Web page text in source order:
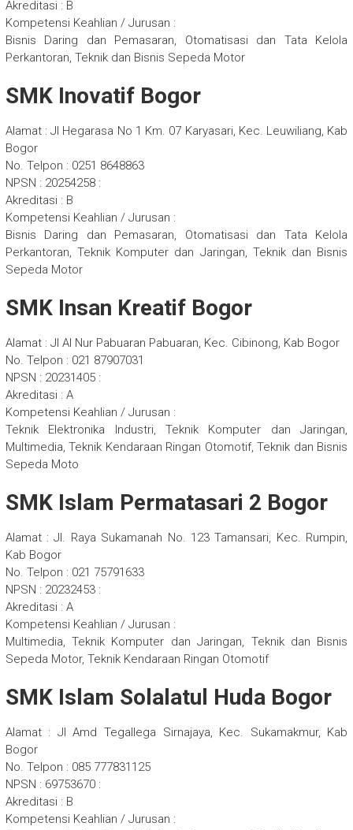
Akreditasi : B
Kompetensi Keahlian / Jurusan :
Bisnis Daring dan Pemasaran, Otomatisasi dan Tata Kelola
Perkantoran, Teknik dan Bisnis Sepeda Motor
SMK Inovatif Bogor
Alamat : Jl Hegarasa No 1 Km. 07 Karyasari, Kec. Leuwiliang, Kab
Bogor
No. Telpon : 0251 8648863
NPSN : 20254258 :
Akreditasi : B
Kompetensi Keahlian / Jurusan :
Bisnis Daring dan Pemasaran, Otomatisasi dan Tata Kelola
Perkantoran, Teknik Komputer dan Jaringan, Teknik dan Bisnis
Sepeda Motor
SMK Insan Kreatif Bogor
Alamat : Jl Al Nur Pabuaran Pabuaran, Kec. Cibinong, Kab Bogor
No. Telpon : 021 87907031
NPSN : 20231405 :
Akreditasi : A
Kompetensi Keahlian / Jurusan :
Teknik Elektronika Industri, Teknik Komputer dan Jaringan,
Multimedia, Teknik Kendaraan Ringan Otomotif, Teknik dan Bisnis
Sepeda Moto
SMK Islam Permatasari 2 Bogor
Alamat : Jl. Raya Sukamanah No. 123 Tamansari, Kec. Rumpin,
Kab Bogor
No. Telpon : 021 75791633
NPSN : 20232453 :
Akreditasi : A
Kompetensi Keahlian / Jurusan :
Multimedia, Teknik Komputer dan Jaringan, Teknik dan Bisnis
Sepeda Motor, Teknik Kendaraan Ringan Otomotif
SMK Islam Solalatul Huda Bogor
Alamat : Jl Amd Tegallega Sirnajaya, Kec. Sukamakmur, Kab
Bogor
No. Telpon : 085 777831125
NPSN : 69753670 :
Akreditasi : B
Kompetensi Keahlian / Jurusan :